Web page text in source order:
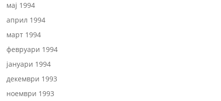
мај 1994
април 1994
март 1994
февруари 1994
јануари 1994
декември 1993
ноември 1993